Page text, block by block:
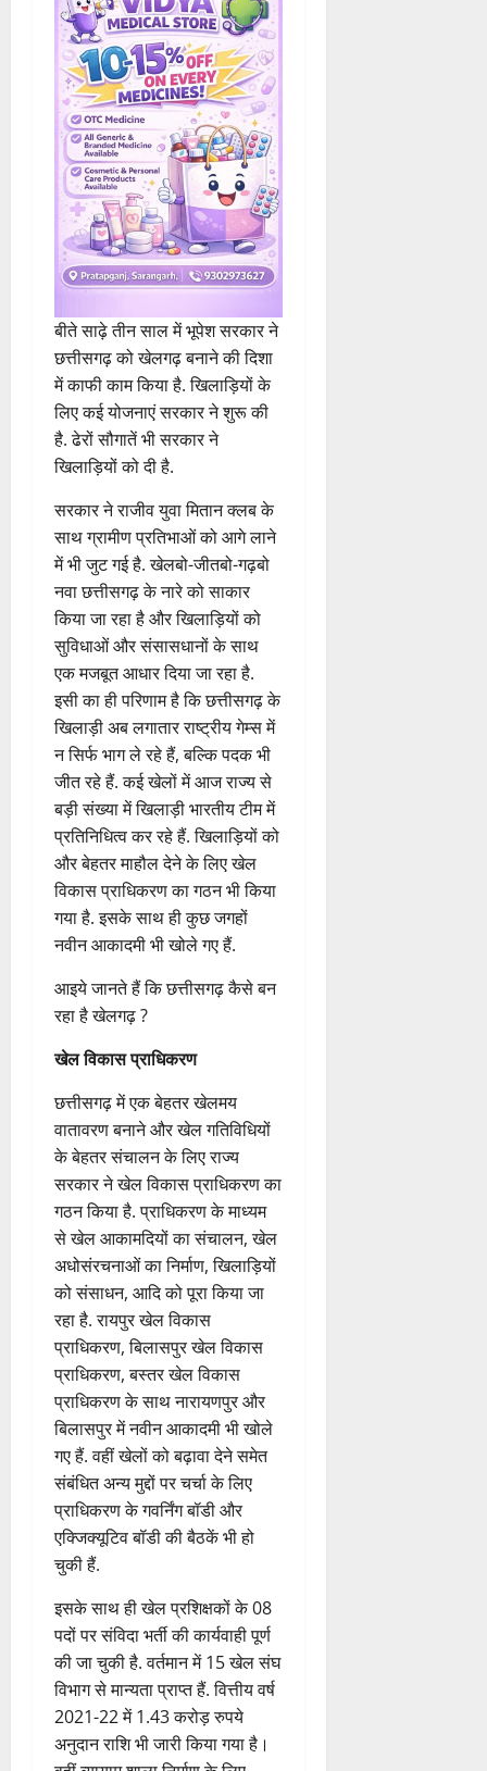
पूरा कर खेलमय वातावरण बनाने में
सफल होती दिख रही है.
बीते साढ़े तीन साल में भूपेश सरकार ने
छत्तीसगढ़ को खेलगढ़ बनाने की दिशा
में काफी काम किया है. खिलाड़ियों के
लिए कई योजनाएं सरकार ने शुरू की
है. ढेरों सौगातें भी सरकार ने
खिलाड़ियों को दी है.
सरकार ने राजीव युवा मितान क्लब के
साथ ग्रामीण प्रतिभाओं को आगे लाने
में भी जुट गई है. खेलबो-जीतबो-गढ़बो
नवा छत्तीसगढ़ के नारे को साकार
किया जा रहा है और खिलाड़ियों को
सुविधाओं और संसासधानों के साथ
एक मजबूत आधार दिया जा रहा है.
इसी का ही परिणाम है कि छत्तीसगढ़ के
खिलाड़ी अब लगातार राष्ट्रीय गेम्स में
न सिर्फ भाग ले रहे हैं, बल्कि पदक भी
जीत रहे हैं. कई खेलों में आज राज्य से
बड़ी संख्या में खिलाड़ी भारतीय टीम में
प्रतिनिधित्व कर रहे हैं. खिलाड़ियों को
और बेहतर माहौल देने के लिए खेल
विकास प्राधिकरण का गठन भी किया
गया है. इसके साथ ही कुछ जगहों
रहा है खेलगढ़ ?
खेल विकास प्राधिकरण
छत्तीसगढ़ में एक बेहतर खेलमय
वातावरण बनाने और खेल गतिविधियों
के बेहतर संचालन के लिए राज्य
सरकार ने खेल विकास प्राधिकरण का
गठन किया है. प्राधिकरण के माध्यम
से खेल आकामदियों का संचालन, खेल
अधोसंरचनाओं का निर्माण, खिलाड़ियों
को संसाधन, आदि को पूरा किया जा
रहा है. रायपुर खेल विकास
प्राधिकरण, बिलासपुर खेल विकास
प्राधिकरण, बस्तर खेल विकास
प्राधिकरण के साथ नारायणपुर और
बिलासपुर में नवीन आकादमी भी खोले
गए हैं. वहीं खेलों को बढ़ावा देने समेत
संबंधित अन्य मुद्दों पर चर्चा के लिए
प्राधिकरण के गवर्निंग बॉडी और
एक्जिक्यूटिव बॉडी की बैठकें भी हो
चुकी हैं.
इसके साथ ही खेल प्रशिक्षकों के 08
पदों पर संविदा भर्ती की कार्यवाही पूर्ण
की जा चुकी है. वर्तमान में 15 खेल संघ